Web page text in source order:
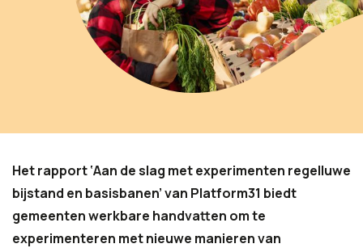
Het rapport ‘Aan de slag met experimenten regelluwe
bijstand en basisbanen’ van Platform31 biedt
gemeenten werkbare handvatten om te
experimenteren met nieuwe manieren van